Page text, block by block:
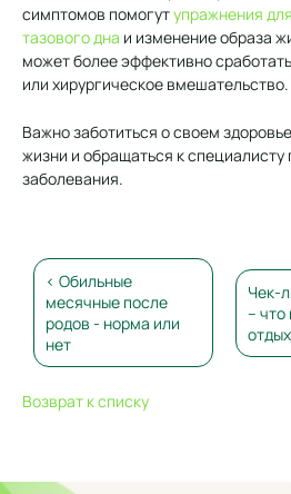
симптомов помогутупражнения
тазового дна и изменение образа
может более эффективно
или хирургическое вмешательство.
Важно заботиться о своем
жизни и обращаться к
заболевания.
< Обильные
месячные после
родов - норма или
нет
Чек-
– что
Возврат к списку